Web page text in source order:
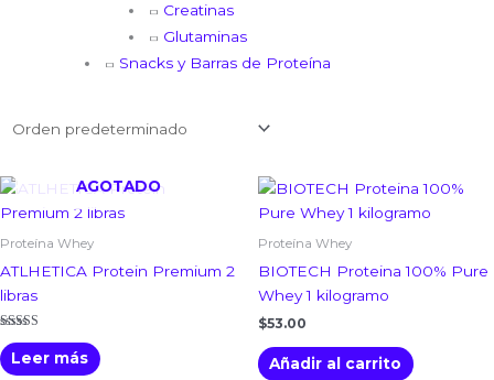
Creatinas
Glutaminas
Snacks y Barras de Proteína
AGOTADO
Proteína Whey
ATLHETICA Protein Premium 2
libras
Valorado con
5.00
de 5Leer más
Proteína Whey
BIOTECH Proteina 100% Pure
Whey 1 kilogramo
$53.00
Añadir al carrito